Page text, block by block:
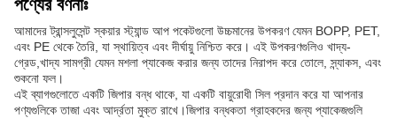
পণ্যের বর্ণনাঃ
আমাদের ট্রান্সলুসেন্ট স্কয়ার স্ট্যান্ড আপ পকেটগুলো উচ্চমানের উপকরণ যেমন BOPP, PET,
এবং PE থেকে তৈরি, যা স্থায়িত্ব এবং দীর্ঘায়ু নিশ্চিত করে। এই উপকরণগুলিও খাদ্য-
গ্রেড,খাদ্য সামগ্রী যেমন মশলা প্যাকেজ করার জন্য তাদের নিরাপদ করে তোলে, স্ন্যাকস, এবং
শুকনো ফল।
এই ব্যাগগুলোতে একটি জিপার বন্ধ থাকে, যা একটি বায়ুরোধী সিল প্রদান করে যা আপনার
পণ্যগুলিকে তাজা এবং আর্দ্রতা মুক্ত রাখে।জিপার বন্ধকতা গ্রাহকদের জন্য প্যাকেজগুলি